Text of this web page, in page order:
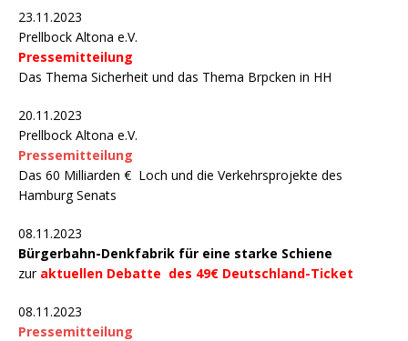
23.11.2023
Prellbock Altona e.V.
Pressemitteilung
Das Thema Sicherheit und das Thema Brpcken in HH
20.11.2023
Prellbock Altona e.V.
Pressemitteilung
Das 60 Milliarden € Loch und die Verkehrsprojekte des
Hamburg Senats
08.11.2023
Bürgerbahn-Denkfabrik für eine starke Schiene
zur aktuellen Debatte des 49€ Deutschland-Ticket
08.11.2023
Pressemitteilung